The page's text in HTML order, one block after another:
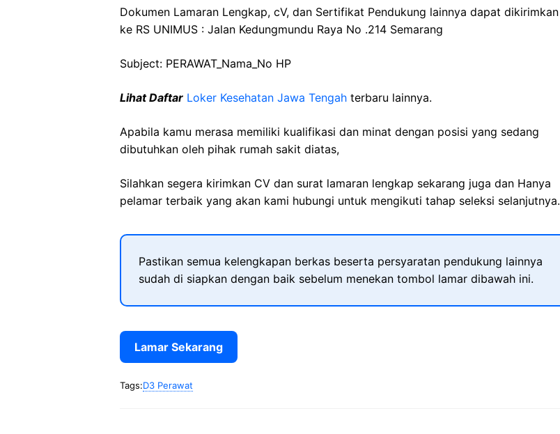
Dokumen Lamaran Lengkap, cV, dan Sertifikat Pendukung lainnya dapat dikirimkan
ke RS UNIMUS : Jalan Kedungmundu Raya No .214 Semarang
Subject: PERAWAT_Nama_No HP
Lihat Daftar Loker Kesehatan Jawa Tengah terbaru lainnya.
Apabila kamu merasa memiliki kualifikasi dan minat dengan posisi yang sedang
dibutuhkan oleh pihak rumah sakit diatas,
Silahkan segera kirimkan CV dan surat lamaran lengkap sekarang juga dan Hanya
pelamar terbaik yang akan kami hubungi untuk mengikuti tahap seleksi selanjutnya.
Pastikan semua kelengkapan berkas beserta persyaratan pendukung lainnya
sudah di siapkan dengan baik sebelum menekan tombol lamar dibawah ini.
Lamar Sekarang
Tags:D3 Perawat